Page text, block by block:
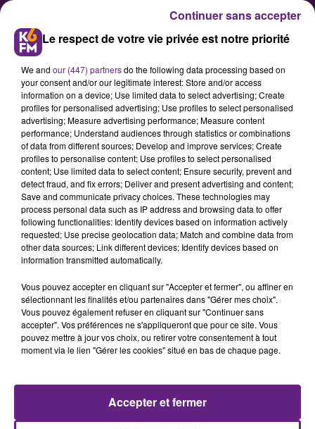
Une convention pour repenser le
modèle de la CCI de Bourgogne-
Franche-Comté
Une convention a été signée ce
lundi à Dijon entre la préfecture de
Bourgogne-Franche-Comté et la
d’Industrie. Cette signature acte le
lancement d’un nouveau modèle de
fonctionnement pour les Chambres
de commerces de la région.
Publié : 3 décembre 2019 à 5h30 par Fabrice Aubry
Le respect de votre vie privée est notre priorité
We and our (447) partnersdo the following data processing based on
your consent and/or our legitimate interest: Store and/or access
information on a device; Use limited data to select advertising; Create
profiles for personalised advertising; Use profiles to select personalised
advertising; Measure advertising performance; Measure content
performance; Understand audiences through statistics or combinations
of data from different sources; Develop and improve services; Create
profiles to personalise content; Use profiles to select personalised
content; Use limited data to select content; Ensure security, prevent and
detect fraud, and fix errors; Deliver and present advertising and content;
Save and communicate privacy choices. These technologies may
process personal data such as IP address and browsing data to offer
following functionalities: Identify devices based on information actively
requested; Use precise geolocation data; Match and combine data from
other data sources; Link different devices; Identify devices based on
information transmitted automatically.
Vous pouvez accepter en cliquant sur "Accepter et fermer", ou affiner en
sélectionnant les finalités et/ou partenaires dans "Gérer mes choix".
Vous pouvez également refuser en cliquant sur "Continuer sans
accepter". Vos préférences ne s'appliqueront que pour ce site. Vous
pouvez mettre à jour vos choix, ou retirer votre consentement à tout
moment via le lien "Gérer les cookies" situé en bas de chaque page.
Accepter et fermer
Continuer sans accepter